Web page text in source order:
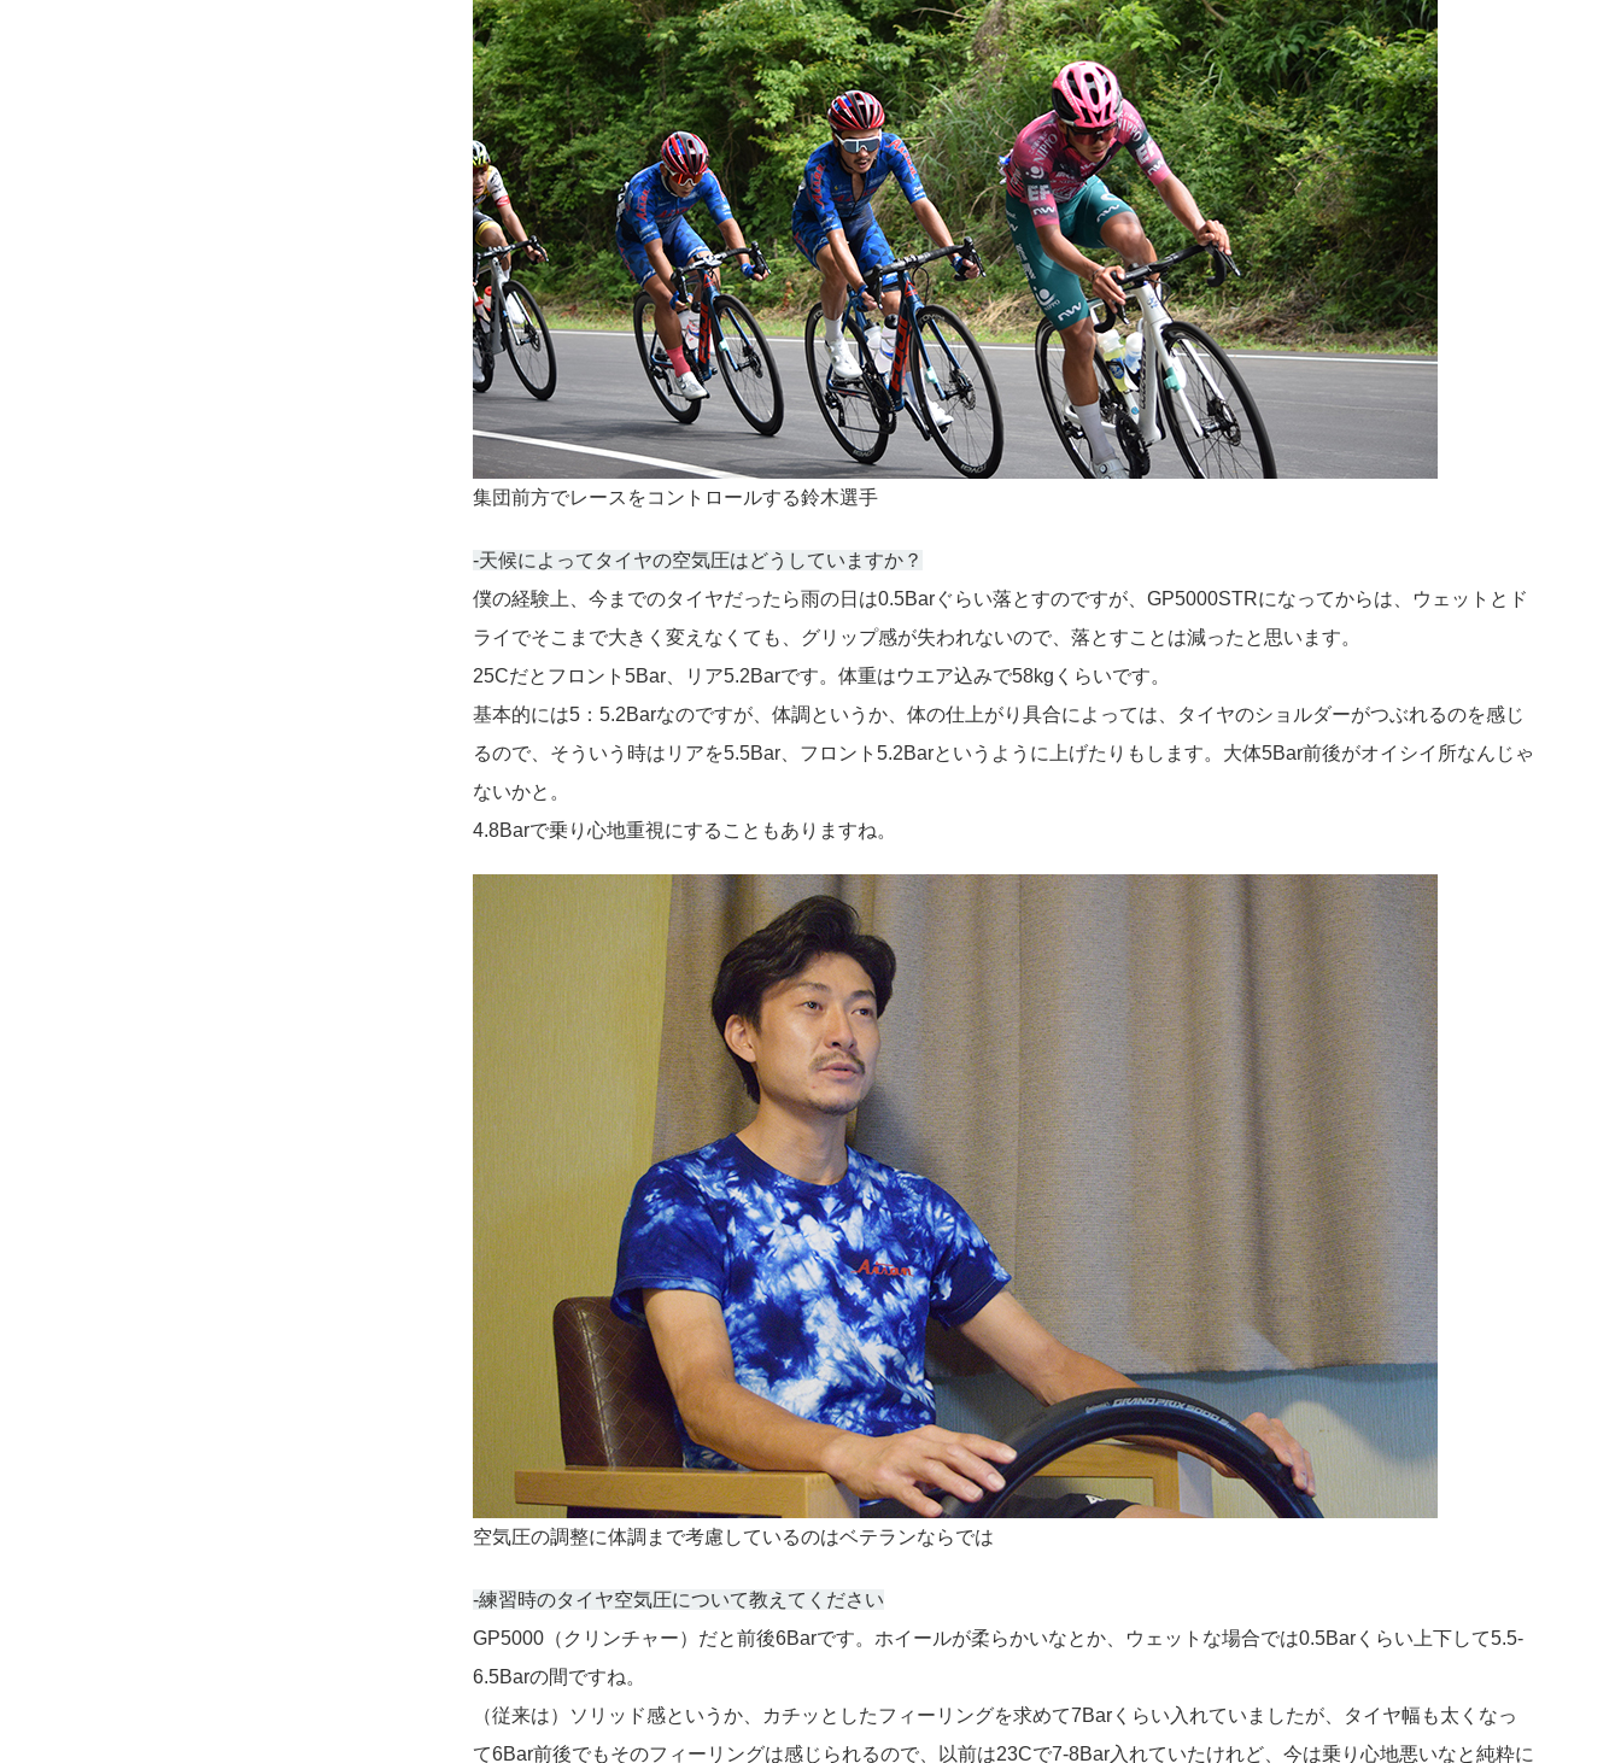
集団前方でレースをコントロールする鈴木選手
-天候によってタイヤの空気圧はどうしていますか？
僕の経験上、今までのタイヤだったら雨の日は0.5Barぐらい落とすのですが、GP5000STRになってからは、ウェットとド
ライでそこまで大きく変えなくても、グリップ感が失われないので、落とすことは減ったと思います。
25Cだとフロント5Bar、リア5.2Barです。体重はウエア込みで58kgくらいです。
基本的には5：5.2Barなのですが、体調というか、体の仕上がり具合によっては、タイヤのショルダーがつぶれるのを感じ
るので、そういう時はリアを5.5Bar、フロント5.2Barというように上げたりもします。大体5Bar前後がオイシイ所なんじゃ
ないかと。
4.8Barで乗り心地重視にすることもありますね。
空気圧の調整に体調まで考慮しているのはベテランならでは
-練習時のタイヤ空気圧について教えてください
GP5000（クリンチャー）だと前後6Barです。ホイールが柔らかいなとか、ウェットな場合では0.5Barくらい上下して5.5-
6.5Barの間ですね。
（従来は）ソリッド感というか、カチッとしたフィーリングを求めて7Barくらい入れていましたが、タイヤ幅も太くなっ
て6Bar前後でもそのフィーリングは感じられるので、以前は23Cで7-8Bar入れていたけれど、今は乗り心地悪いなと純粋に